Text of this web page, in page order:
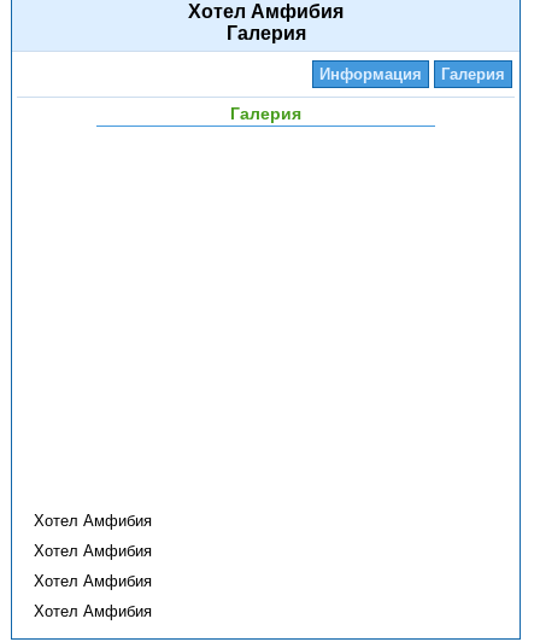
Хотел Амфибия
Галерия
Информация Галерия
Галерия
Хотел Амфибия
Хотел Амфибия
Хотел Амфибия
Хотел Амфибия